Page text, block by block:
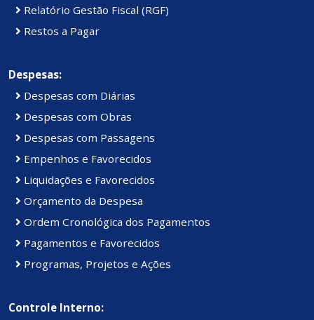
Relatório Gestão Fiscal (RGF)
Restos a Pagar
Despesas:
Despesas com Diárias
Despesas com Obras
Despesas com Passagens
Empenhos e Favorecidos
Liquidações e Favorecidos
Orçamento da Despesa
Ordem Cronológica dos Pagamentos
Pagamentos e Favorecidos
Programas, Projetos e Ações
Controle Interno: